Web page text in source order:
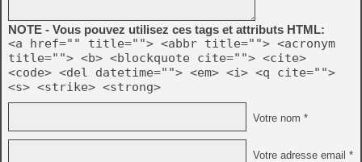
NOTE - Vous pouvez utilisez ces tags et attributs HTML:
<a href="" title=""> <abbr title=""> <acronym
title=""> <b> <blockquote cite=""> <cite>
<code> <del datetime=""> <em> <i> <q cite="">
<s> <strike> <strong>
Votre nom *
Votre adresse email *